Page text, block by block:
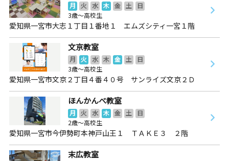
月 火 水 木 金 土
日
3歳～高校生
愛知県一宮市大志１丁目１番地１ エムズシティ一宮１階
文京教室
月 火 水 木 金 土
日
3歳～高校生
愛知県一宮市文京２丁目４番４０号 サンライズ文京２Ｄ
ほんかんべ教室
月 火 水 木 金 土
日
2歳～高校生
愛知県一宮市今伊勢町本神戸山王１ ＴＡＫＥ３ ２階
末広教室